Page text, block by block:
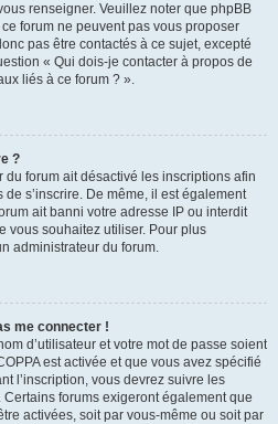
renseigner. Veuillez noter que phpBB
forum ne peuvent pas vous proposer
pas être contactés à ce sujet, excepté
« Qui dois-je contacter à propos de
liés à ce forum ? ».
?
du forum ait désactivé les inscriptions afin
s’inscrire. De même, il est également
ait banni votre adresse IP ou interdit
vous souhaitez utiliser. Pour plus
administrateur du forum.
me connecter !
d’utilisateur et votre mot de passe soient
est activée et que vous avez spécifié
l’inscription, vous devrez suivre les
forums exigeront également que
activées, soit par vous-même ou soit par